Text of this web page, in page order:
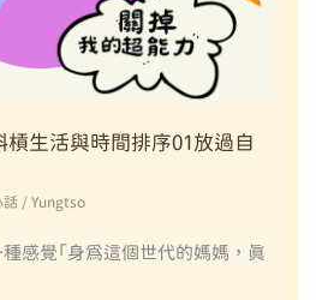
槓生活與時間排序01放過自
話 /Yungtso
感覺「身為這個世代的媽媽，真